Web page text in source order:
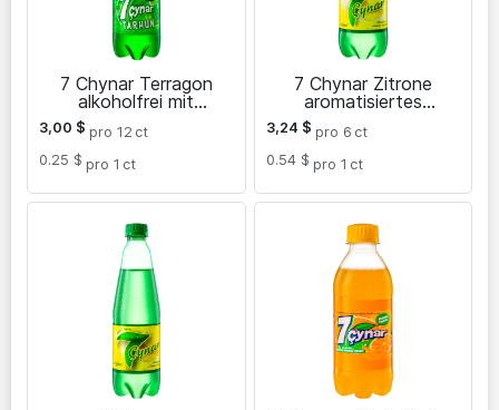
7 Chynar Terragon
alkoholfrei mit
Kohlensäure Getränk
3,00 $ pro 12 ct
0.25 $ pro 1 ct
7 Chynar Zitrone
aromatisiertes
kohlensäurehaltiges
Getränk 1,5 L
3,24 $ pro 6 ct
0.54 $ pro 1 ct